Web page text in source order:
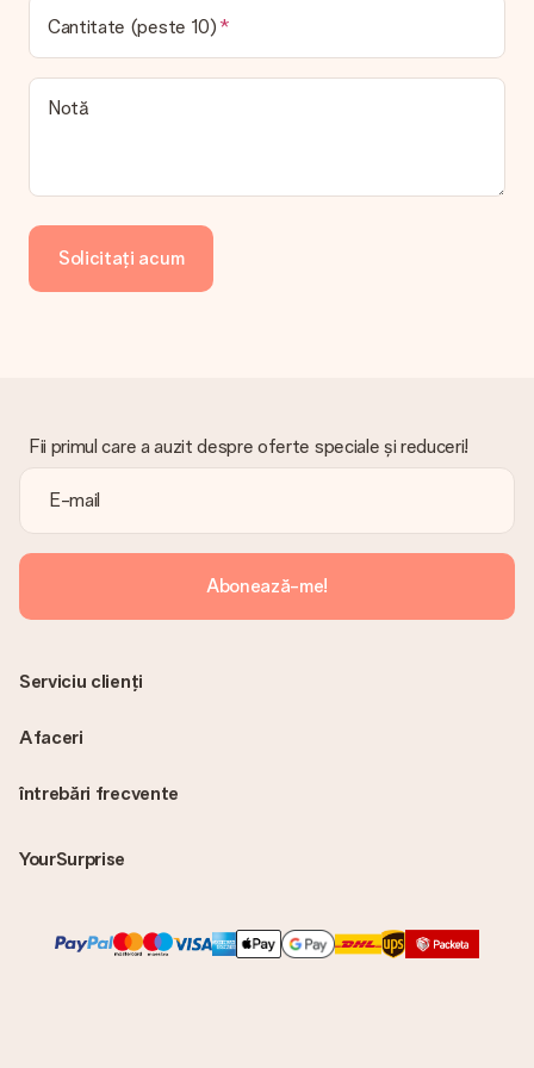
Cantitate (peste 10)
Notă
Solicitați acum
Fii primul care a auzit despre oferte speciale și reduceri!
Abonează-me!
întrebări frecvente
YourSurprise
Serviciu clienți
Afaceri